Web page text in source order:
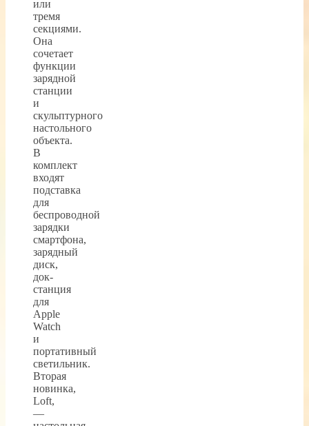
или
тремя
секциями.
Она
сочетает
функции
зарядной
станции
и
скульптурного
настольного
объекта.
В
комплект
входят
подставка
для
беспроводной
зарядки
смартфона,
зарядный
диск,
док-
станция
для
Apple
Watch
и
портативный
светильник.
Вторая
новинка,
Loft,
—